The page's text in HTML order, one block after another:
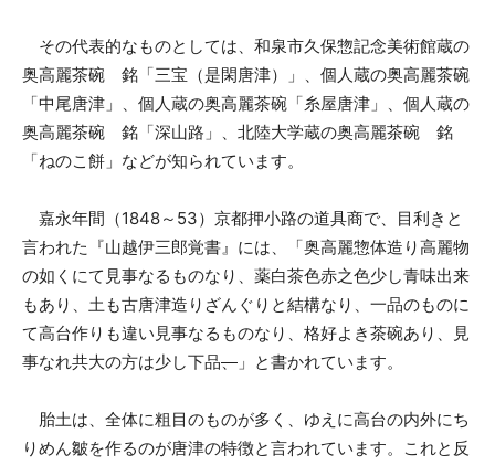
その代表的なものとしては、和泉市久保惣記念美術館蔵の
奥高麗茶碗 銘「三宝（是閑唐津）」、個人蔵の奥高麗茶碗
「中尾唐津」、個人蔵の奥高麗茶碗「糸屋唐津」、個人蔵の
奥高麗茶碗 銘「深山路」、北陸大学蔵の奥高麗茶碗 銘
「ねのこ餅」などが知られています。
嘉永年間（1848～53）京都押小路の道具商で、目利きと
言われた『山越伊三郎覚書』には、「奥高麗惣体造り高麗物
の如くにて見事なるものなり、薬白茶色赤之色少し青味出来
もあり、土も古唐津造りざんぐりと結構なり、一品のものに
て高台作りも違い見事なるものなり、格好よき茶碗あり、見
事なれ共大の方は少し下品、 」と書かれています。
胎土は、全体に粗 目のものが多く、 ゆえ に高台の内外にち
りめん皺を作るのが唐津の特徴と言われています。これと反